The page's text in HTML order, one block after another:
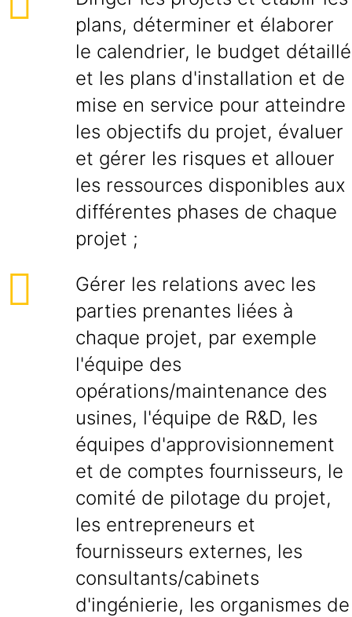
plans, déterminer et élaborer
le calendrier, le budget détaillé
et les plans d'installation et de
mise en service pour atteindre
les objectifs du projet, évaluer
et gérer les risques et allouer
les ressources disponibles aux
différentes phases de chaque
projet ;
Gérer les relations avec les
parties prenantes liées à
chaque projet, par exemple
l'équipe des
opérations/maintenance des
usines, l'équipe de R&D, les
équipes d'approvisionnement
et de comptes fournisseurs, le
comité de pilotage du projet,
les entrepreneurs et
fournisseurs externes, les
consultants/cabinets
d'ingénierie, les organismes de